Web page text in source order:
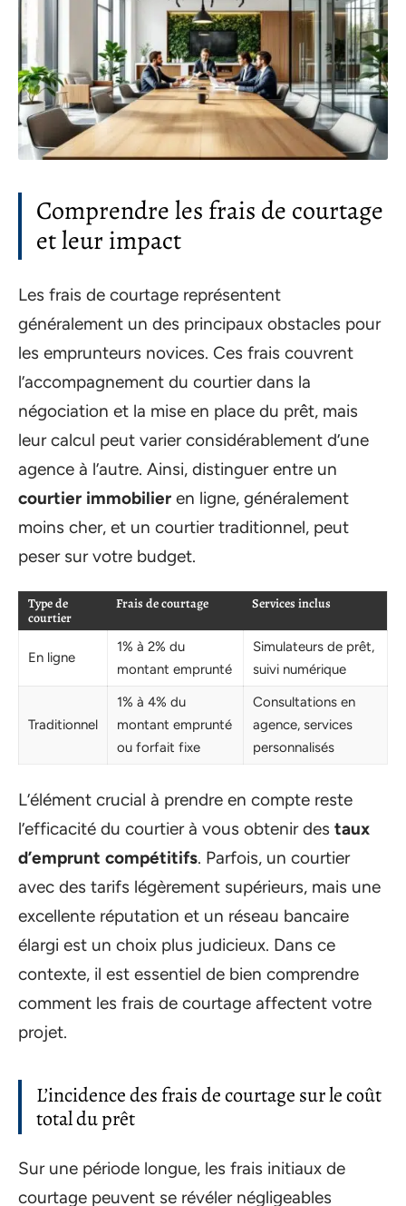
Comprendre les frais de courtage
et leur impact
Les frais de courtage représentent
généralement un des principaux obstacles pour
les emprunteurs novices. Ces frais couvrent
l’accompagnement du courtier dans la
négociation et la mise en place du prêt, mais
leur calcul peut varier considérablement d’une
agence à l’autre. Ainsi, distinguer entre un
courtier immobilier en ligne, généralement
moins cher, et un courtier traditionnel, peut
peser sur votre budget.
Type de
courtier
Frais de courtage Services inclus
En ligne
1% à 2% du
montant emprunté
Simulateurs de prêt,
suivi numérique
Traditionnel
1% à 4% du
montant emprunté
ou forfait fixe
Consultations en
agence, services
personnalisés
L’élément crucial à prendre en compte reste
l’efficacité du courtier à vous obtenir des taux
d’emprunt compétitifs. Parfois, un courtier
avec des tarifs légèrement supérieurs, mais une
excellente réputation et un réseau bancaire
élargi est un choix plus judicieux. Dans ce
contexte, il est essentiel de bien comprendre
comment les frais de courtage affectent votre
projet.
L’incidence des frais de courtage sur le coût
total du prêt
Sur une période longue, les frais initiaux de
courtage peuvent se révéler négligeables